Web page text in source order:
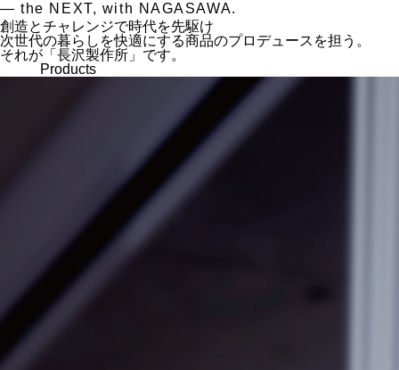
— the NEXT, with NAGASAWA.
創造とチャレンジで時代を先駆け
次世代の暮らしを快適にする商品のプロデュースを担う。
それが「長沢製作所」です。
Products